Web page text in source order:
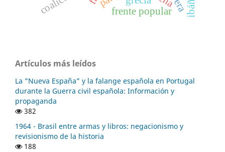
frente popular
Artículos más leídos
La "Nueva España” y la falange española en Portugal
durante la Guerra civil española: Información y
propaganda
382
1964 - Brasil entre armas y libros: negacionismo y
revisionismo de la historia
188